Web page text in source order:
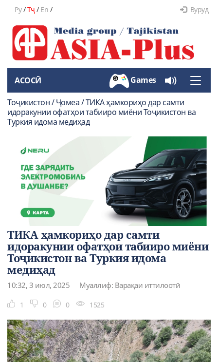
Ру/Тҷ/ En / Вуруд
Toggle
АСОСӢ Games
Тоҷикистон / Ҷомеа / ТИКА ҳамкориҳо дар самти
идоракунии офатҳои табииро миёни Тоҷикистон ва
Туркия идома медиҳад
ТИКА ҳамкориҳо дар самти
идоракунии офатҳои табииро миёни
Тоҷикистон ва Туркия идома
медиҳад
10:32, 3 июл, 2025 Муаллиф: Варақаи иттилоотӣ
1 0 0 1525